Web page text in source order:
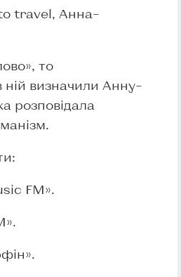
to travel, Анна–
то
визначили Анну–
розповідала
FM».